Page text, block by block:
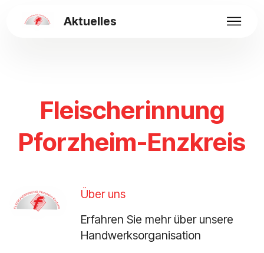
Aktuelles
Fleischerinnung
Pforzheim-Enzkreis
Über uns
Erfahren Sie mehr über unsere
Handwerksorganisation